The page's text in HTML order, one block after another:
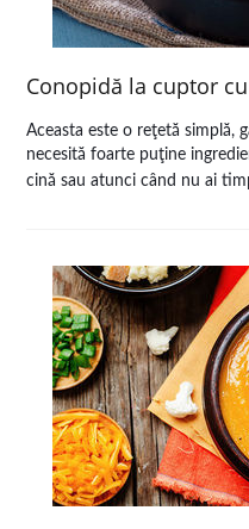
Conopidă la cuptor
Aceasta este o reţetă simplă,
necesită foarte puţine
cină sau atunci când nu ai